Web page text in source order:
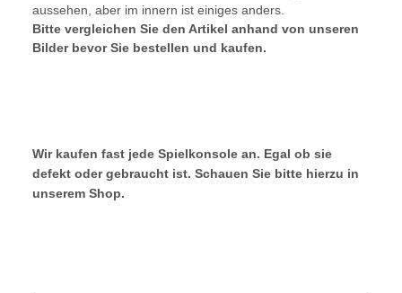
aussehen, aber im innern ist einiges anders.
Bitte vergleichen Sie den Artikel anhand von unseren
Bilder bevor Sie bestellen und kaufen.
Wir kaufen fast jede Spielkonsole an. Egal ob sie
defekt oder gebraucht ist. Schauen Sie bitte hierzu in
unserem Shop.